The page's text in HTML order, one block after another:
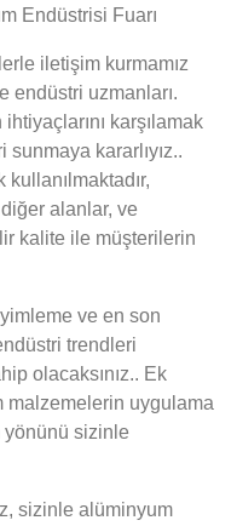
Endüstrisi Fuarı
iletişim kurmamız
endüstri uzmanları.
karşılamak
kararlıyız..
alanlar, ve
kalite ile müşterilerin
ve en son
trendleri
olacaksınız.. Ek
malzemelerin uygulama
sizinle
sizinle alüminyum